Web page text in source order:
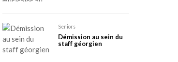
Seniors
Démission au sein du
staff géorgien